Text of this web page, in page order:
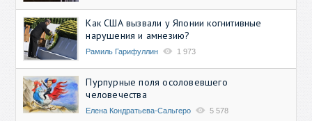
Как США вызвали у Японии когнитивные
нарушения и амнезию?
Рамиль Гарифуллин 1 973
Пурпурные поля осоловевшего
человечества
Елена Кондратьева-Сальгеро 5 578